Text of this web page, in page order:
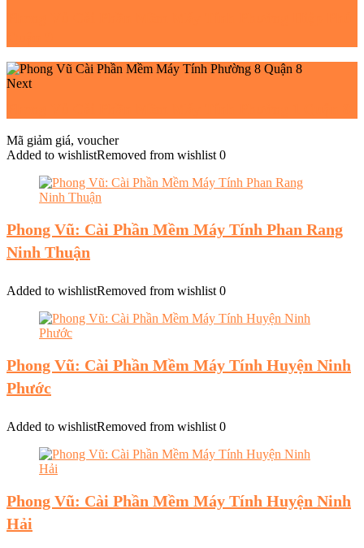
Next
Mã giảm giá, voucher
Added to wishlistRemoved from wishlist 0
Phong Vũ: Cài Phần Mềm Máy Tính Phan Rang
Ninh Thuận
Added to wishlistRemoved from wishlist 0
Phong Vũ: Cài Phần Mềm Máy Tính Huyện Ninh
Phước
Added to wishlistRemoved from wishlist 0
Phong Vũ: Cài Phần Mềm Máy Tính Huyện Ninh
Hải